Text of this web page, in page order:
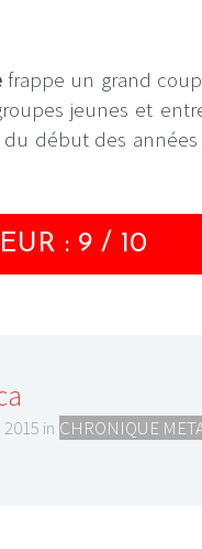
frappe un grand
jeunes et
début des années
: 9 / 10
in CHRONIQUE